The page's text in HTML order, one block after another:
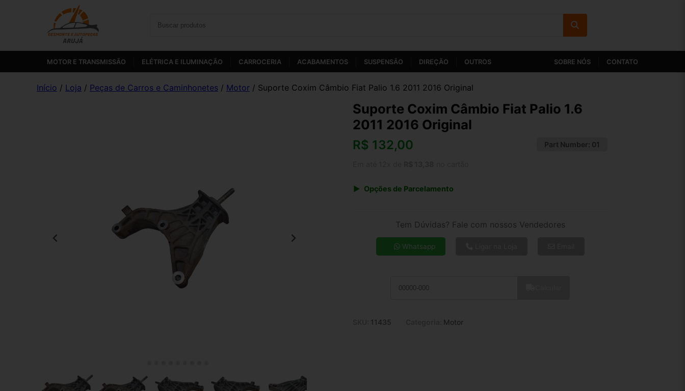
MOTOR E TRANSMISSÃO ELÉTRICA E ILUMINAÇÃO CARROCERIA ACABAMENTOS SUSPENSÃO DIREÇÃO OUTROS SOBRE NÓS CONTATO
Início / Loja / Peças de Carros e Caminhonetes / Motor / Suporte Coxim Câmbio Fiat Palio 1.6 2011 2016 Original
Suporte Coxim Câmbio Fiat Palio 1.6
2011 2016 Original
R$ 132,00 Part Number: 01
Opções de Parcelamento
7x de R$ 21,63
9x de R$ 17,26
Tem Dúvidas? Fale com nossos Vendedores
Whatsapp
11435 Motor